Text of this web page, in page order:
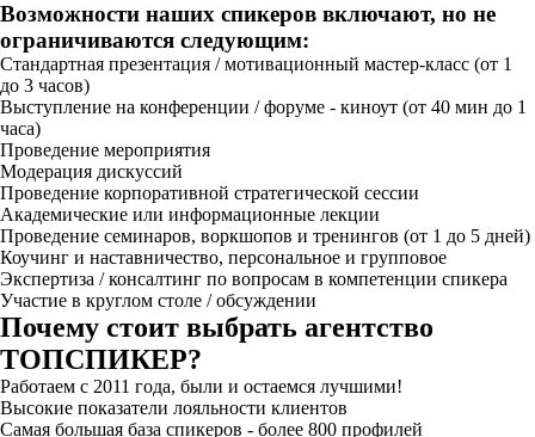
Возможности наших спикеров включают, но не
ограничиваются следующим:
Стандартная презентация / мотивационный мастер-класс (от 1
до 3 часов)
Выступление на конференции / форуме - киноут (от 40 мин до 1
часа)
Проведение мероприятия
Модерация дискуссий
Проведение корпоративной стратегической сессии
Академические или информационные лекции
Проведение семинаров, воркшопов и тренингов (от 1 до 5 дней)
Коучинг и наставничество, персональное и групповое
Экспертиза / консалтинг по вопросам в компетенции спикера
Участие в круглом столе / обсуждении
Почему стоит выбрать агентство
ТОПСПИКЕР?
Работаем с 2011 года, были и остаемся лучшими!
Высокие показатели лояльности клиентов
Самая большая база спикеров - более 800 профилей